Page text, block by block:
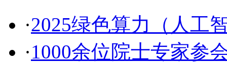
·2025绿色算力（人工
·1000余位院士专家参